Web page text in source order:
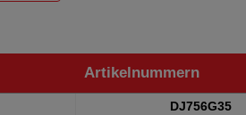
Artikelnummern
ArtikelnummernDJ756G35